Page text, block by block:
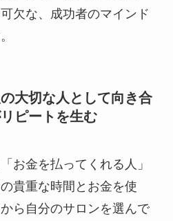
欠な、成功者のマインド
大切な人として向き合
ピートを生む
お金を払ってくれる人」
貴重な時間とお金を使
ら自分のサロンを選んで